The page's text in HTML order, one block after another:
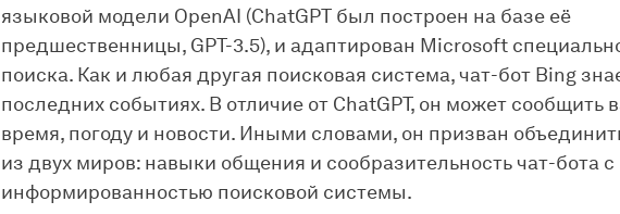
языковой модели OpenAI (ChatGPT был построен на базе её
предшественницы, GPT-3.5), и адаптирован Microsoft
поиска. Как и любая другая поисковая система, чат-бот Bing
последних событиях. В отличие от ChatGPT, он может сообщить
время, погоду и новости. Иными словами, он призван
из двух миров: навыки общения и сообразительность чат-бота с
информированностью поисковой системы.